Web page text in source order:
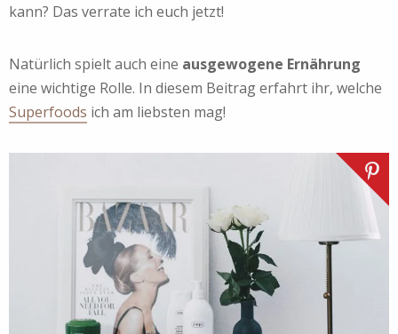
kann? Das verrate ich euch jetzt!
Natürlich spielt auch eine ausgewogene Ernährung
eine wichtige Rolle. In diesem Beitrag erfahrt ihr, welche
Superfoods ich am liebsten mag!